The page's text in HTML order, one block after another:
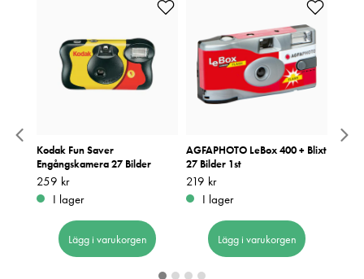
Kodak Fun Saver
Engångskamera 27 Bilder
Pris: 259 kr
259 kr
I lager
Lägg i varukorgen
AGFAPHOTO LeBox 400 + Blixt
27 Bilder 1st
Pris: 219 kr
219 kr
I lager
Lägg i varukorgen